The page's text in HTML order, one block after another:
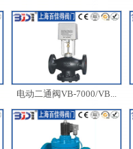
电动二通阀VB-7000/VB...